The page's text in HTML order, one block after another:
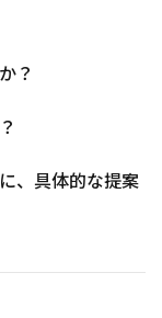
？
、具体的な提案